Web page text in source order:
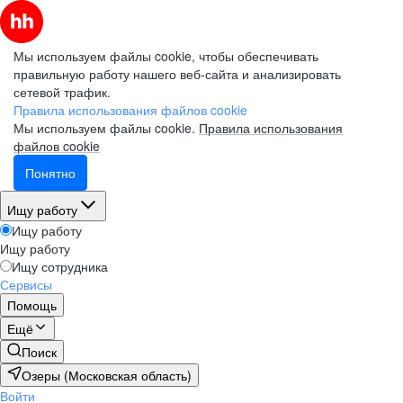
Мы используем файлы cookie, чтобы обеспечивать
правильную работу нашего веб-сайта и анализировать
сетевой трафик.
Правила использования файлов cookie
Мы используем файлы cookie. Правила использования
файлов cookie
Понятно
Ищу работу
Ищу работу
Ищу работу
Ищу сотрудника
Сервисы
Помощь
Ещё
Поиск
Озеры (Московская область)
Войти